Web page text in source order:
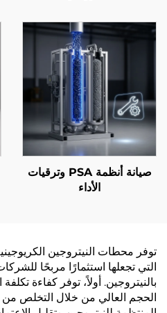
صيانة أنظمة PSA وترقيات
الأداء
توفر محطات النيتروجين
التي تجعلها استثمارًا مربحًا
بالنيتروجين. أولاً، توفر كفاءة
الحجم العالي من خلال التخلص من